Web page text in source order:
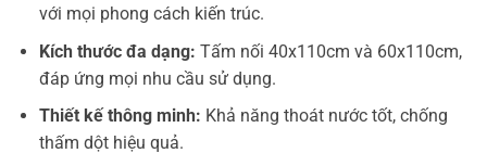
với mọi phong cách kiến trúc.
Kích thước đa dạng: Tấm nối 40x110cm và 60x110cm,
đáp ứng mọi nhu cầu sử dụng.
Thiết kế thông minh: Khả năng thoát nước tốt, chống
thấm dột hiệu quả.